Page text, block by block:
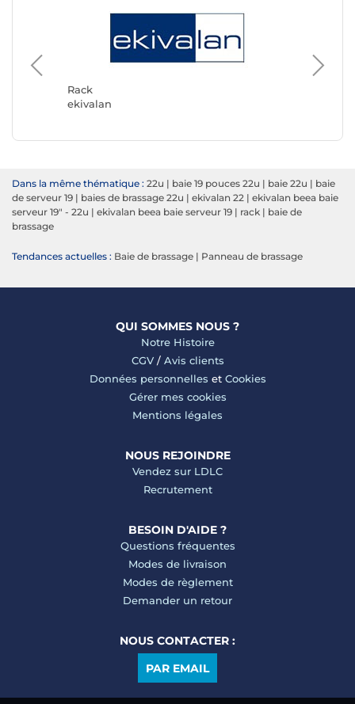
Rack
ekivalan
Rack
DeLock
Dans la même thématique : 22u | baie 19 pouces 22u | baie 22u | baie
de serveur 19 | baies de brassage 22u | ekivalan 22 | ekivalan beea baie
serveur 19" - 22u | ekivalan beea baie serveur 19 | rack | baie de
brassage
Tendances actuelles : Baie de brassage | Panneau de brassage
QUI SOMMES NOUS ?
Notre Histoire
CGV/ Avis clients
Données personnelles et Cookies
Gérer mes cookies
Mentions légales
NOUS REJOINDRE
Vendez sur LDLC
Recrutement
BESOIN D'AIDE ?
Questions fréquentes
Modes de livraison
Modes de règlement
Demander un retour
NOUS CONTACTER :
PAR EMAIL